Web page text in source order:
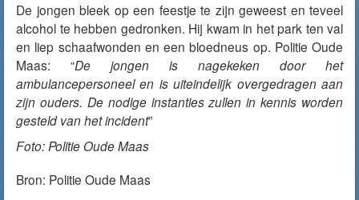
De jongen bleek op een feestje te zijn geweest en teveel
alcohol te hebben gedronken. Hij kwam in het park ten val
en liep schaafwonden en een bloedneus op. Politie Oude
Maas: “De jongen is nagekeken door het
ambulancepersoneel en is uiteindelijk overgedragen aan
zijn ouders. De nodige instanties zullen in kennis worden
gesteld van het incident”
Foto: Politie Oude Maas
Bron: Politie Oude Maas